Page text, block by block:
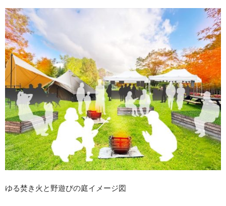
ゆる焚き火と野遊びの庭イメージ図